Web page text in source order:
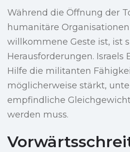
Während die Öffnung der
humanitäre
willkommene Geste ist, ist
Herausforderungen. Israels
Hilfe die militanten
möglicherweise stärkt,
empfindliche
werden muss.